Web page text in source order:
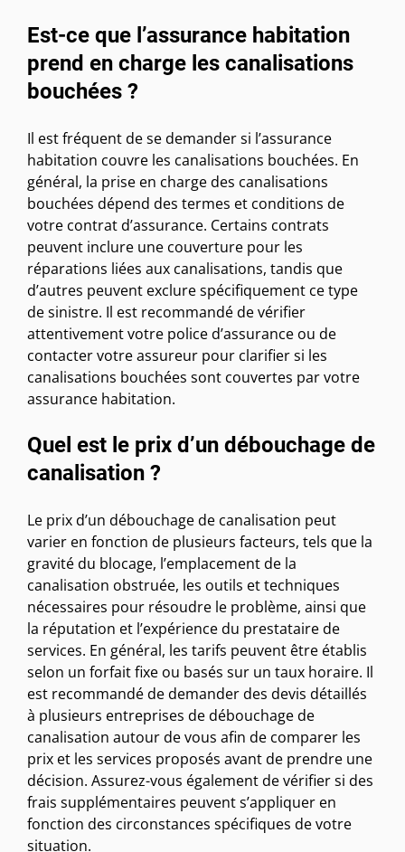
Est-ce que l’assurance habitation
prend en charge les canalisations
bouchées ?
Il est fréquent de se demander si l’assurance
habitation couvre les canalisations bouchées. En
général, la prise en charge des canalisations
bouchées dépend des termes et conditions de
votre contrat d’assurance. Certains contrats
peuvent inclure une couverture pour les
réparations liées aux canalisations, tandis que
d’autres peuvent exclure spécifiquement ce type
de sinistre. Il est recommandé de vérifier
attentivement votre police d’assurance ou de
contacter votre assureur pour clarifier si les
canalisations bouchées sont couvertes par votre
assurance habitation.
Quel est le prix d’un débouchage de
canalisation ?
Le prix d’un débouchage de canalisation peut
varier en fonction de plusieurs facteurs, tels que la
gravité du blocage, l’emplacement de la
canalisation obstruée, les outils et techniques
nécessaires pour résoudre le problème, ainsi que
la réputation et l’expérience du prestataire de
services. En général, les tarifs peuvent être établis
selon un forfait fixe ou basés sur un taux horaire. Il
est recommandé de demander des devis détaillés
à plusieurs entreprises de débouchage de
canalisation autour de vous afin de comparer les
prix et les services proposés avant de prendre une
décision. Assurez-vous également de vérifier si des
frais supplémentaires peuvent s’appliquer en
fonction des circonstances spécifiques de votre
situation.